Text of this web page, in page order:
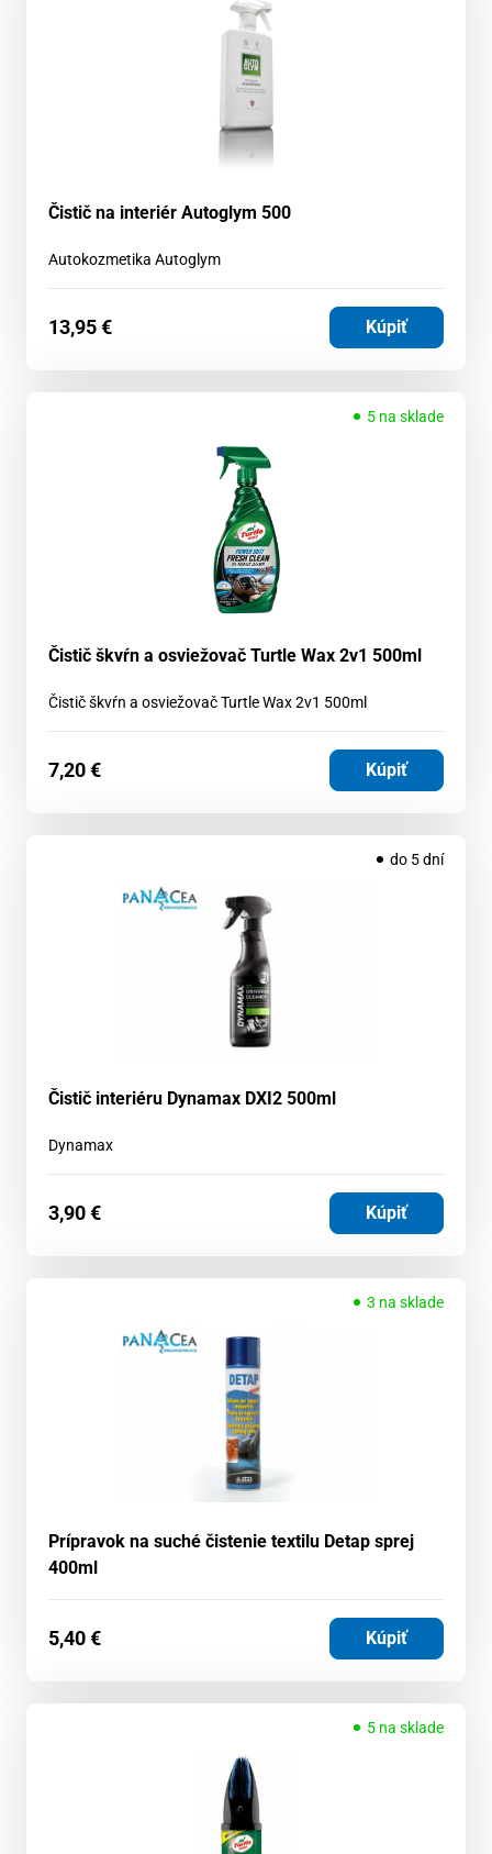
Čistič na interiér Autoglym 500
Autokozmetika Autoglym
13,95€ Kúpiť
5 na sklade
Čistič škvŕn a osviežovač Turtle Wax 2v1 500ml
Čistič škvŕn a osviežovač Turtle Wax 2v1 500ml
7,20€ Kúpiť
do 5 dní
Čistič interiéru Dynamax DXI2 500ml
Dynamax
3,90€ Kúpiť
3 na sklade
Prípravok na suché čistenie textilu Detap sprej
400ml
5,40€ Kúpiť
5 na sklade